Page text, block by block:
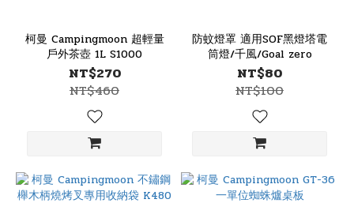
柯曼 Campingmoon 超輕量
戶外茶壺 1L S1000
NT$270
NT$460
防蚊燈罩 適用SOF黑燈塔電
筒燈/千風/Goal zero
NT$80
NT$100